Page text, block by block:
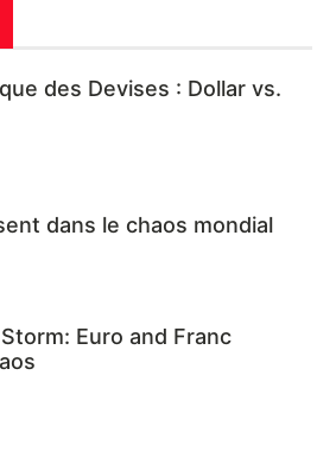
des Devises : Dollar vs.
dans le chaos mondial
Euro and Franc